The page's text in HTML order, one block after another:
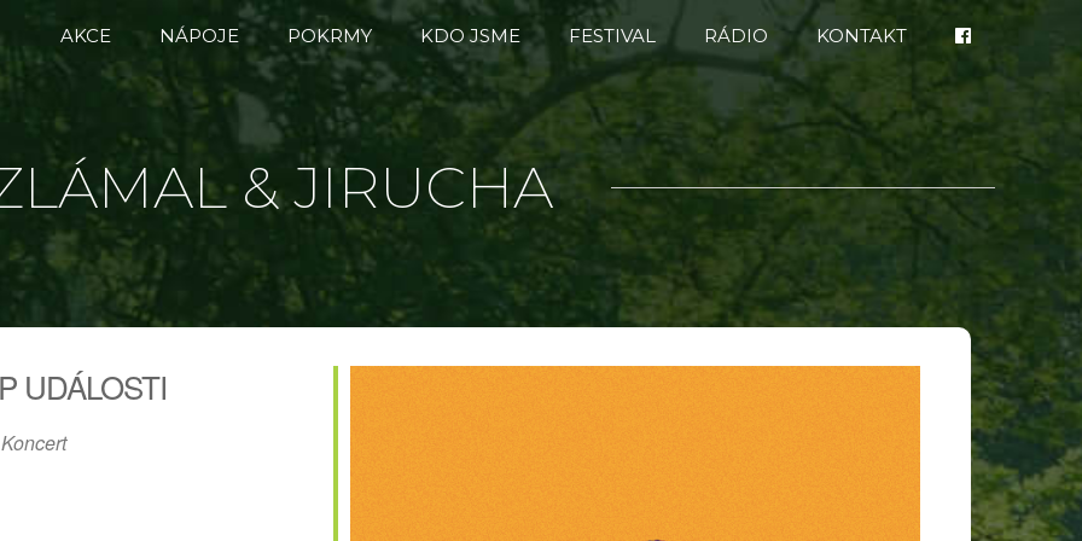
AKCE NÁPOJE POKRMY KDO JSME FESTIVAL RÁDIO KONTAKT
& JIRUCHA
UDÁLOSTI
Koncert